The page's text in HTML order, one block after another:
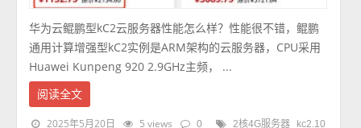
华为云鲲鹏型kC2云服务器性能怎么样？性能很不错，鲲鹏
通用计算增强型kC2实例是ARM架构的云服务器，CPU采用
Huawei Kunpeng 920 2.9GHz主频， ...
阅读全文
2025年5月20日 5 views 0 2核4G服务器
kc2.10